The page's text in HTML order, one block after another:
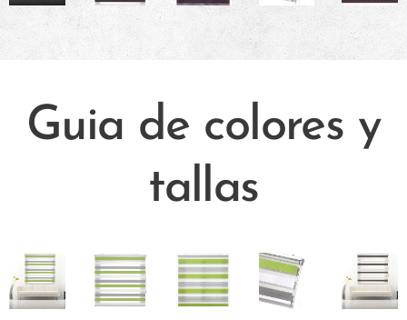
Guia de colores y
tallas